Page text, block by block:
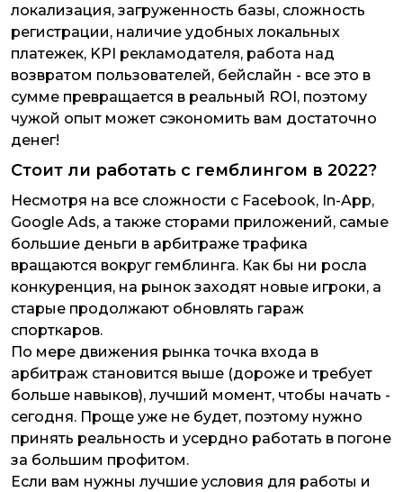
локализация, загруженность базы, сложность
регистрации, наличие удобных локальных
платежек, KPI рекламодателя, работа над
возвратом пользователей, бейслайн - все это в
сумме превращается в реальный ROI, поэтому
чужой опыт может сэкономить вам достаточно
денег!
Стоит ли работать с гемблингом в 2022?
Несмотря на все сложности с Facebook, In-App,
Google Ads, а также сторами приложений, самые
большие деньги в арбитраже трафика
вращаются вокруг гемблинга. Как бы ни росла
конкуренция, на рынок заходят новые игроки, а
старые продолжают обновлять гараж
спорткаров.
По мере движения рынка точка входа в
арбитраж становится выше (дороже и требует
больше навыков), лучший момент, чтобы начать -
сегодня. Проще уже не будет, поэтому нужно
принять реальность и усердно работать в погоне
за большим профитом.
Если вам нужны лучшие условия для работы и